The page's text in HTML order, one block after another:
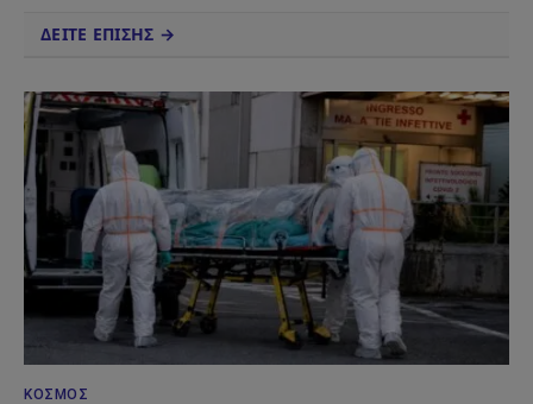
ΔΕΙΤΕ ΕΠΙΣΗΣ →
ΚΌΣΜΟΣ